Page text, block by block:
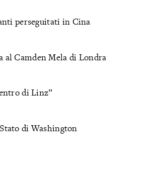
perseguitati in Cina
al Camden Mela di Londra
di Linz”
di Washington